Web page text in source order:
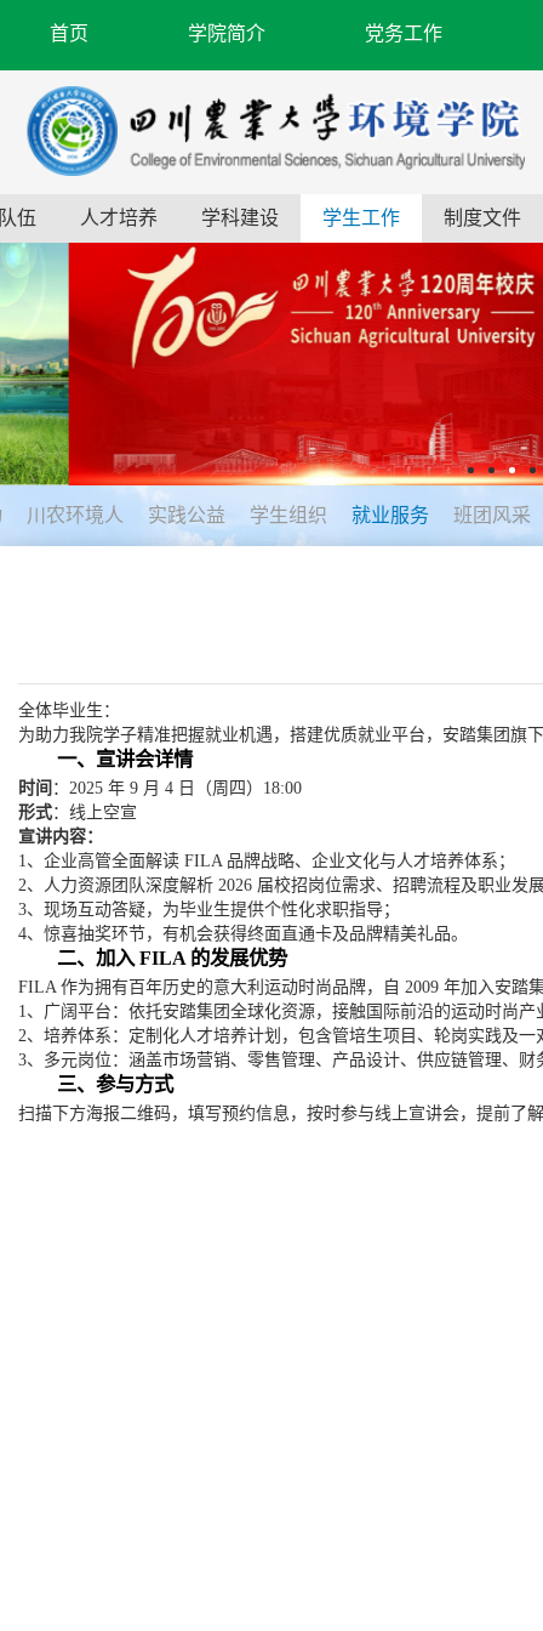
首页 学院简介 党务工作
伍 人才培养 学科建设 学生工作 制度文件
川农环境人 实践公益 学生组织 就业服务 班团风采
全体毕业生：
为助力我院学子精准把握就业机遇，搭建优质就业平台，安踏集团旗
一、宣讲会详情
时间 ：2025 年 9 月 4 日（周四）18:00
形式：线上空宣
宣讲内容：
1、 企业高管全面解读 FILA 品牌战略、企业文化与人才培养体系；
2、人力资源团队深度解析 2026 届校招岗位需求、招聘流程及职业发
3、现场互动答疑，为毕业生提供个性化求职指导；
4、惊喜抽奖环节，有机会获得终面直通卡及品牌精美礼品。
二、加入 FILA 的发展优势
FILA 作为拥有百年历史的意大利运动时尚品牌，自 2009 年加入安踏
1、广阔平台：依托安踏集团全球化资源，接触国际前沿的运动时尚产
2、培养体系：定制化人才培养计划，包含管培生项目、轮岗实践及
3、多元岗位：涵盖市场营销、零售管理、产品设计、供应链管理、
三、参与方式
扫描下方海报二维码，填写预约信息，按时参与线上宣讲会，提前了